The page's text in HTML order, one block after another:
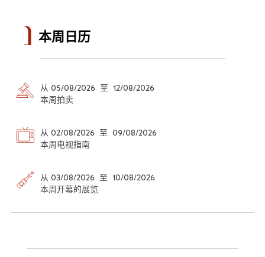
本周日历
从 05/08/2026 至 12/08/2026
本周拍卖
从 02/08/2026 至 09/08/2026
本周电视指南
从 03/08/2026 至 10/08/2026
本周开幕的展览